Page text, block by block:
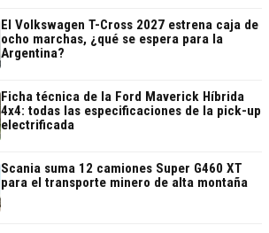
El Volkswagen T-Cross 2027 estrena caja de
ocho marchas, ¿qué se espera para la
Argentina?
Ficha técnica de la Ford Maverick Híbrida
4x4: todas las especificaciones de la pick-up
electrificada
Scania suma 12 camiones Super G460 XT
para el transporte minero de alta montaña